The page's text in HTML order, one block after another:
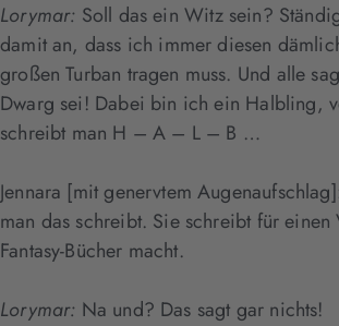
Lorymar: Soll das ein Witz sein?
damit an, dass ich immer diesen
großen Turban tragen muss. Und alle
Dwarg sei! Dabei bin ich ein Halbling,
schreibt man H – A – L – B …
Jennara [mit genervtem
man das schreibt. Sie schreibt für
Fantasy-Bücher macht.
Lorymar: Na und? Das sagt gar nichts!